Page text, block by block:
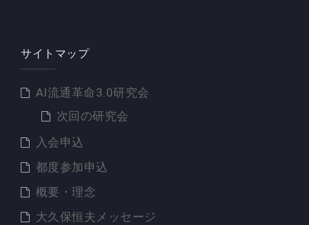
サイトマップ
AI流通革命3.0研究会
次回の研究会
入会申込
都度参加申込
概要・理念
大久保恒夫メッセージ